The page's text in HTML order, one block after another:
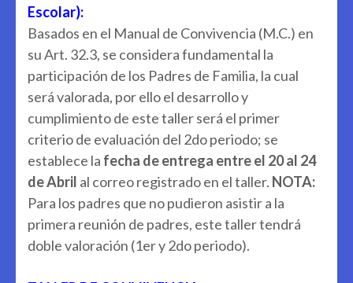
Escolar):
Basados en el Manual de Convivencia (M.C.) en
su Art. 32.3, se considera fundamental la
participación de los Padres de Familia, la cual
será valorada, por ello el desarrollo y
cumplimiento de este taller será el primer
criterio de evaluación del 2do periodo; se
establece la fecha de entrega entre el 20 al 24
de Abril al correo registrado en el taller. NOTA:
Para los padres que no pudieron asistir a la
primera reunión de padres, este taller tendrá
doble valoración (1er y 2do periodo).